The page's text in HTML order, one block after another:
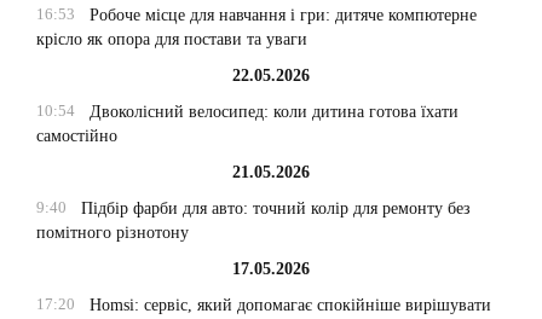
16:53
Робоче місце для навчання і гри: дитяче компютерне
крісло як опора для постави та уваги
22.05.2026
10:54
Двоколісний велосипед: коли дитина готова їхати
самостійно
21.05.2026
9:40
Підбір фарби для авто: точний колір для ремонту без
помітного різнотону
17.05.2026
17:20
Homsi: сервіс, який допомагає спокійніше вирішувати